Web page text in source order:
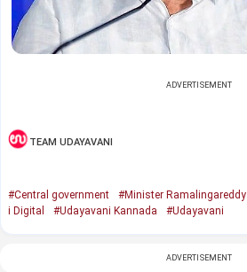
ADVERTISEMENT
TEAM UDAYAVANI
#Central government #Minister Ramalingareddy
i Digital
#Udayavani Kannada #Udayavani
ADVERTISEMENT